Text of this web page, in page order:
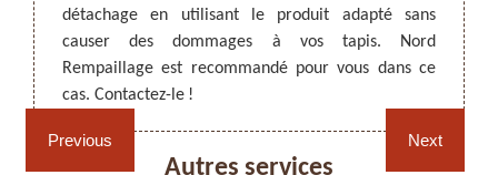
chaises et sièges 59
Cannage fauteuil, chaises
Previous
détachage en utilisant le produit adapté sans
causer des dommages à vos tapis. Nord
Rempaillage est recommandé pour vous dans ce
cas. Contactez-le !
Next
Autres services